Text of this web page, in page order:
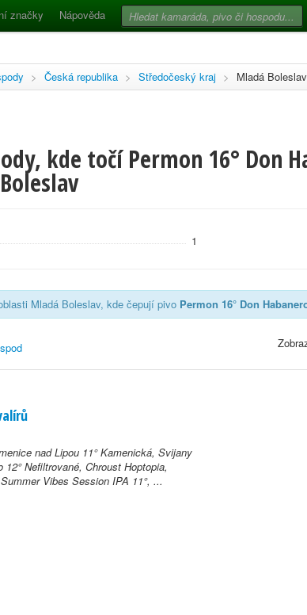
značky Nápověda
> Česká republika > Středočeský kraj > Mladá Boleslav
kde točí Permon 16° Don
1
Mladá Boleslav, kde čepují pivo Permon 16° Don
nad Lipou 11° Kamenická, Svijany
12° Nefiltrované, Chroust Hoptopia,
Vibes Session IPA 11°, ...